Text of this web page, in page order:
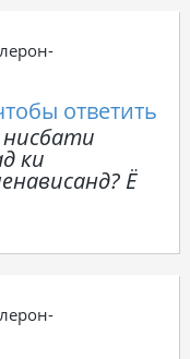
ответить
нисбати
ки
Ё